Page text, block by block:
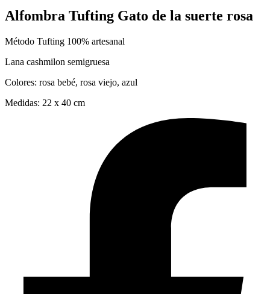
Alfombra Tufting Gato de la suerte rosa
Método Tufting 100% artesanal
Lana cashmilon semigruesa
Colores: rosa bebé, rosa viejo, azul
Medidas: 22 x 40 cm